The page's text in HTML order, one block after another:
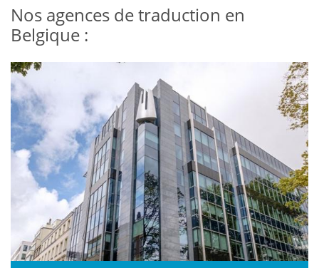
Nos agences de traduction en
Belgique :